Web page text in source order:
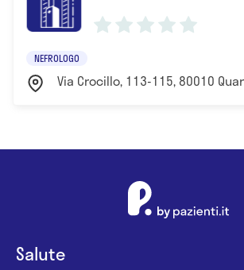
NEFROLOGO
Via Crocillo, 113-115, 80010
Salute